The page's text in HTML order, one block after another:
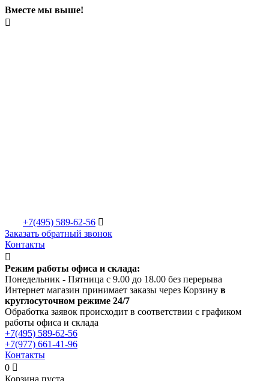
Вместе мы выше!

+7(495) 589-62-56 
Заказать обратный звонок
Контакты

Режим работы офиса и склада:
Понедельник - Пятница с 9.00 до 18.00 без перерыва
Интернет магазин принимает заказы через Корзину в
круглосуточном режиме 24/7
Обработка заявок происходит в соответствии с графиком
работы офиса и склада
+7(495) 589-62-56
+7(977) 661-41-96
Контакты
0 
Корзина пуста